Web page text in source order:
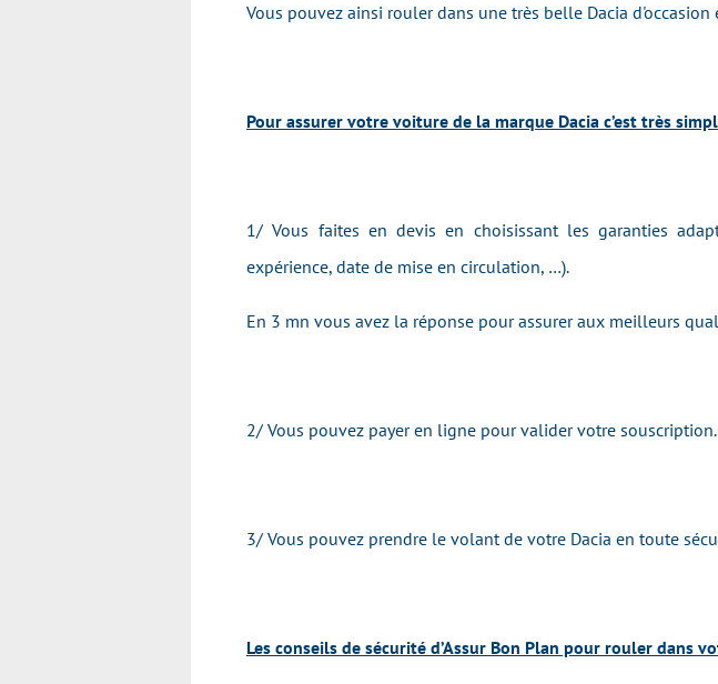
Vous pouvez ainsi rouler dans une très belle Dacia
Pour assurer votre voiture de la marque Dacia c’est très
1/ Vous faites en devis en choisissant les garanties
expérience, date de mise en circulation, …).
En 3 mn vous avez la réponse pour assurer aux meilleurs
2/ Vous pouvez payer en ligne pour valider votre souscription.
3/ Vous pouvez prendre le volant de votre Dacia en toute
Les conseils de sécurité d’Assur Bon Plan pour rouler dans